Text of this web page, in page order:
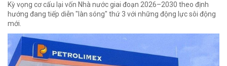
Kỳ vọng cơ cấu lại vốn Nhà nước giai đoạn 2026–2030 theo định
hướng đang tiếp diễn "làn sóng" thứ 3 với những động lực sôi động
mới.